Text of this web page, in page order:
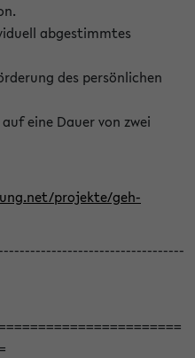
abgestimmtes
des persönlichen
eine Dauer von zwei
projekte/geh-